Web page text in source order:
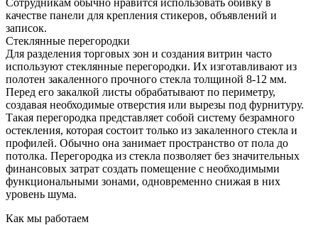
качестве панели для крепления стикеров, объявлений и
записок.
Стеклянные перегородки
Для разделения торговых зон и создания витрин часто
используют стеклянные перегородки. Их изготавливают из
полотен закаленного прочного стекла толщиной 8-12 мм.
Перед его закалкой листы обрабатывают по периметру,
создавая необходимые отверстия или вырезы под фурнитуру.
Такая перегородка представляет собой систему безрамного
остекления, которая состоит только из закаленного стекла и
профилей. Обычно она занимает пространство от пола до
потолка. Перегородка из стекла позволяет без значительных
финансовых затрат создать помещение с необходимыми
функциональными зонами, одновременно снижая в них
уровень шума.
Как мы работаем